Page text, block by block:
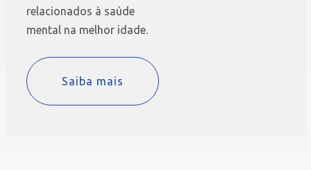
relacionados à saúde
mental na melhor idade.
Saiba mais